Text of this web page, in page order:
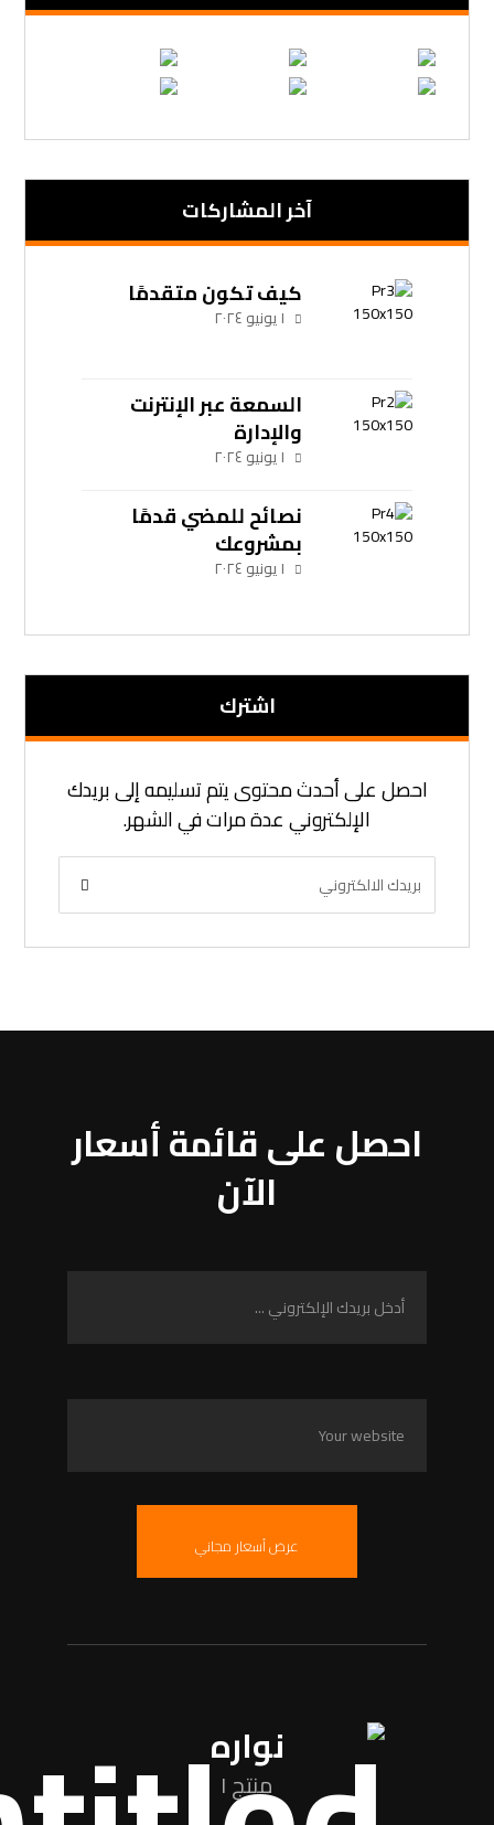
آخر المشاركات
كيف تكون متقدمًا
١ يونيو ٢٠٢٤
السمعة عبر الإنترنت
والإدارة
١ يونيو ٢٠٢٤
نصائح للمضي قدمًا
بمشروعك
١ يونيو ٢٠٢٤
اشترك
احصل على أحدث محتوى يتم تسليمه إلى بريدك
الإلكتروني عدة مرات في الشهر.
احصل على قائمة أسعار
الآن
عرض أسعار مجاني
نواره
منتج ١